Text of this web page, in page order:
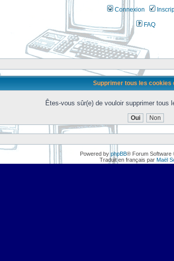
Connexion
FAQ
Supprimer tous les cookies
Êtes-vous sûr(e) de vouloir supprimer tous
Powered byphpBB® Forum Software
Traduit en français par Maël